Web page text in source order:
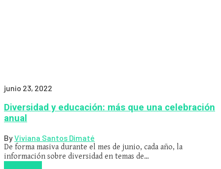
junio 23, 2022
Diversidad y educación: más que una celebración
anual
ByViviana Santos Dimaté
De forma masiva durante el mes de junio, cada año, la
información sobre diversidad en temas de…